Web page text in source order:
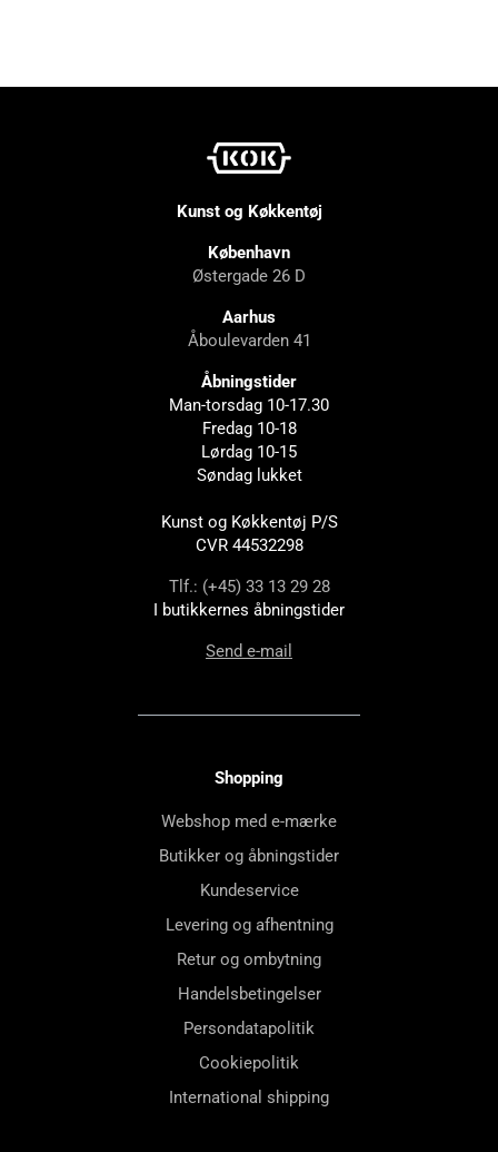
Kunst og Køkkentøj
København
Østergade 26 D
Aarhus
Åboulevarden 41
Åbningstider
Man-torsdag 10-17.30
Fredag 10-18
Lørdag 10-15
Søndag lukket
Kunst og Køkkentøj P/S
CVR 44532298
Tlf.: (+45) 33 13 29 28
I butikkernes åbningstider
Send e-mail
Shopping
Webshop med e-mærke
Butikker og åbningstider
Kundeservice
Levering og afhentning
Retur og ombytning
Handelsbetingelser
Persondatapolitik
Cookiepolitik
International shipping